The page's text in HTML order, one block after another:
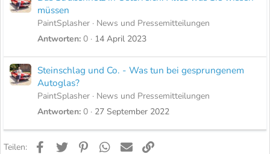
müssen
PaintSplasher
News und Pressemitteilungen
Antworten 0 14 April 2023
Steinschlag und Co. - Was tun bei gesprungenem
Autoglas?
PaintSplasher
News und Pressemitteilungen
Antworten 0 27 September 2022
Teilen: FacebookTwitter PinterestWhatsApp
E-Mail